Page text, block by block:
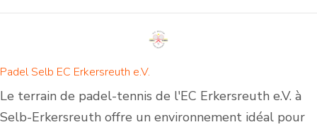
Padel Selb EC Erkersreuth e.V.
Le terrain de padel-tennis de l'EC Erkersreuth e.V. à
Selb-Erkersreuth offre un environnement idéal pour